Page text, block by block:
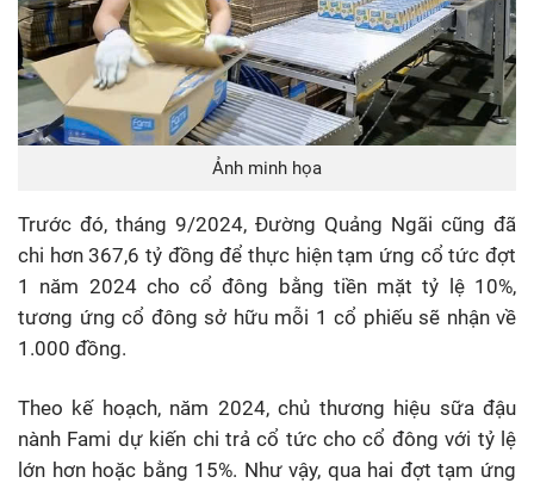
Ảnh minh họa
Trước đó, tháng 9/2024, Đường Quảng Ngãi cũng đã
chi hơn 367,6 tỷ đồng để thực hiện tạm ứng cổ tức đợt
1 năm 2024 cho cổ đông bằng tiền mặt tỷ lệ 10%,
tương ứng cổ đông sở hữu mỗi 1 cổ phiếu sẽ nhận về
1.000 đồng.
Theo kế hoạch, năm 2024, chủ thương hiệu sữa đậu
nành Fami dự kiến chi trả cổ tức cho cổ đông với tỷ lệ
lớn hơn hoặc bằng 15%. Như vậy, qua hai đợt tạm ứng